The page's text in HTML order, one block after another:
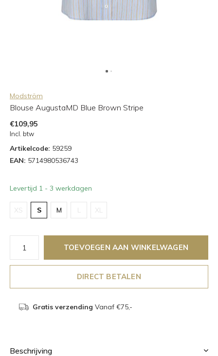
Modström
Blouse AugustaMD Blue Brown Stripe
€109,95
Incl. btw
Artikelcode: 59259
EAN: 5714980536743
Levertijd 1 - 3 werkdagen
XS S M L XL
TOEVOEGEN AAN WINKELWAGEN
DIRECT BETALEN
Gratis verzending Vanaf €75,-
Beschrijving